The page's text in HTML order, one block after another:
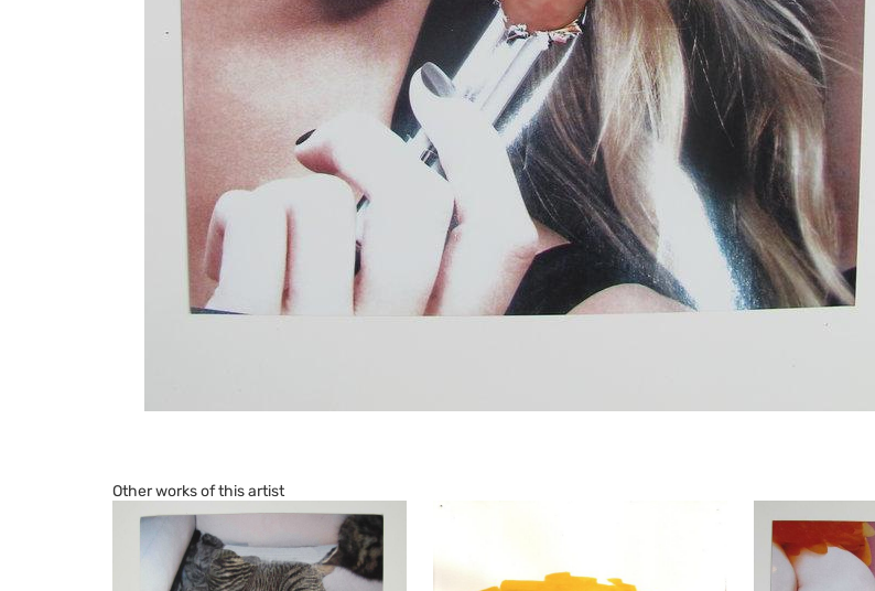
Other works of this artist